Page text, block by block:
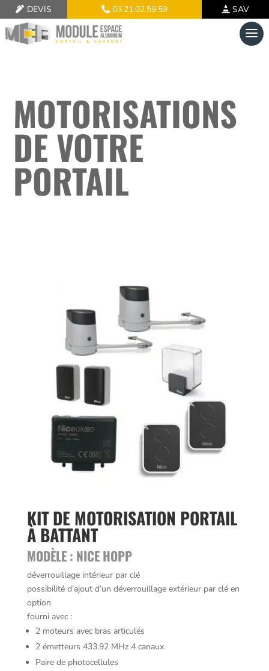
DEVIS 03.21.02.59.59 SAV
MOTORISATIONS
DE VOTRE
PORTAIL
KIT DE MOTORISATION PORTAIL
À BATTANT
MODÈLE : NICEHOPP
déverrouillage intérieur par clé
possibilité d’ajout d’un déverrouillage extérieur par clé en
option
fourni avec :
2 moteurs avec bras articulés
2 émetteurs 433.92 MHz 4 canaux
Paire de photocellules